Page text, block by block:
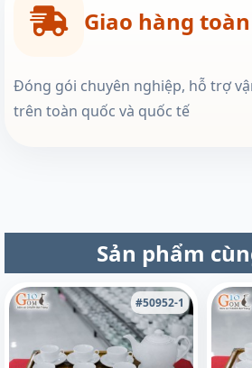
Giao hàng
Đóng gói chuyên nghiệp, hỗ trợ
trên toàn quốc và quốc tế
Sản phẩm
#50952-1